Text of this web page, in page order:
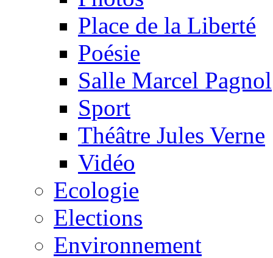
Place de la Liberté
Poésie
Salle Marcel Pagnol
Sport
Théâtre Jules Verne
Vidéo
Ecologie
Elections
Environnement